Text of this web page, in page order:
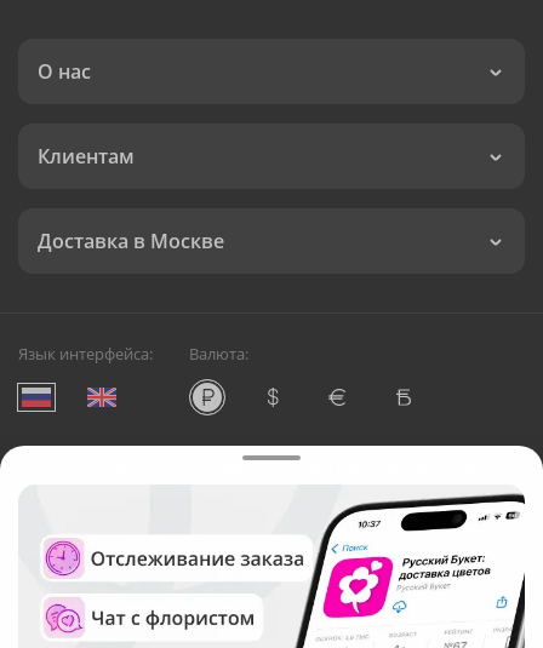
О нас
Клиентам
Доставка в Москве
Язык интерфейса: Валюта:
Служба круглосуточной доставки цветов в Москве
Русский Букет, 2026
Общество с ограниченной ответственностью «Технология»
ОГРН: 1195476081745, ИНН: 5410081997
Юридический адрес: г. Новосибирск, ул. Ипподромская,
д.42, оф. 3